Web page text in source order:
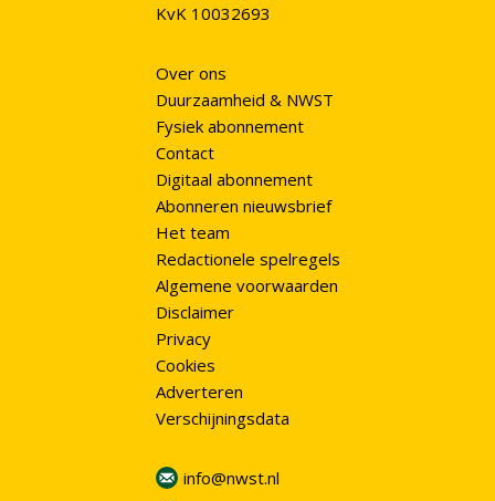
KvK 10032693
Over ons
Duurzaamheid & NWST
Fysiek abonnement
Contact
Digitaal abonnement
Abonneren nieuwsbrief
Het team
Redactionele spelregels
Algemene voorwaarden
Disclaimer
Privacy
Cookies
Adverteren
Verschijningsdata
info@nwst.nl